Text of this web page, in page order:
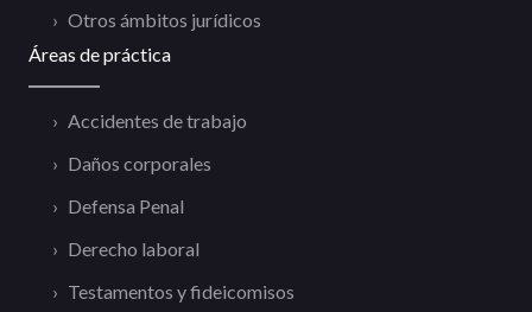
Otros ámbitos jurídicos
Áreas de práctica
Accidentes de trabajo
Daños corporales
Defensa Penal
Derecho laboral
Testamentos y fideicomisos